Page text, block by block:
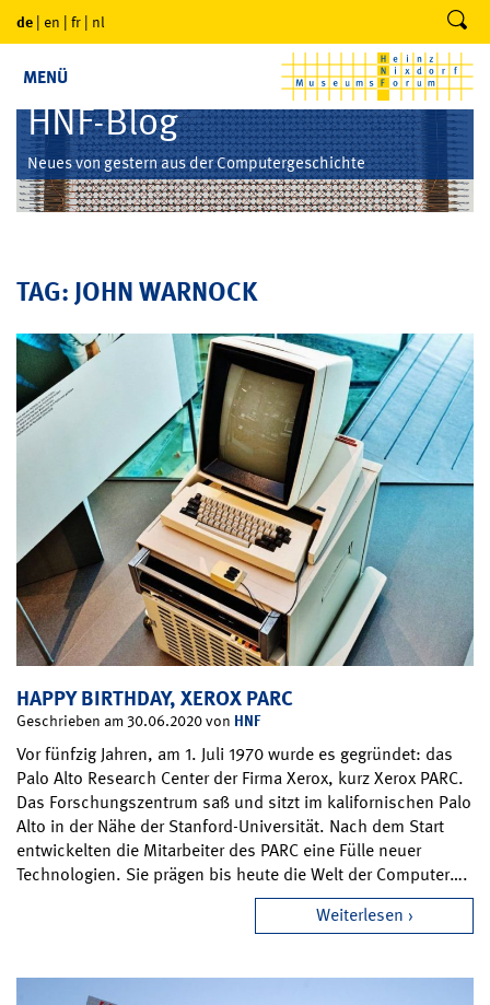
de | en | fr | nl
MENÜ
HNF-Blog
Neues von gestern aus der Computergeschichte
TAG: JOHN WARNOCK
HAPPY BIRTHDAY, XEROX PARC
Geschrieben am 30.06.2020 von HNF
Vor fünfzig Jahren, am 1. Juli 1970 wurde es gegründet: das
Palo Alto Research Center der Firma Xerox, kurz Xerox PARC.
Das Forschungszentrum saß und sitzt im kalifornischen Palo
Alto in der Nähe der Stanford-Universität. Nach dem Start
entwickelten die Mitarbeiter des PARC eine Fülle neuer
Technologien. Sie prägen bis heute die Welt der Computer….
Weiterlesen